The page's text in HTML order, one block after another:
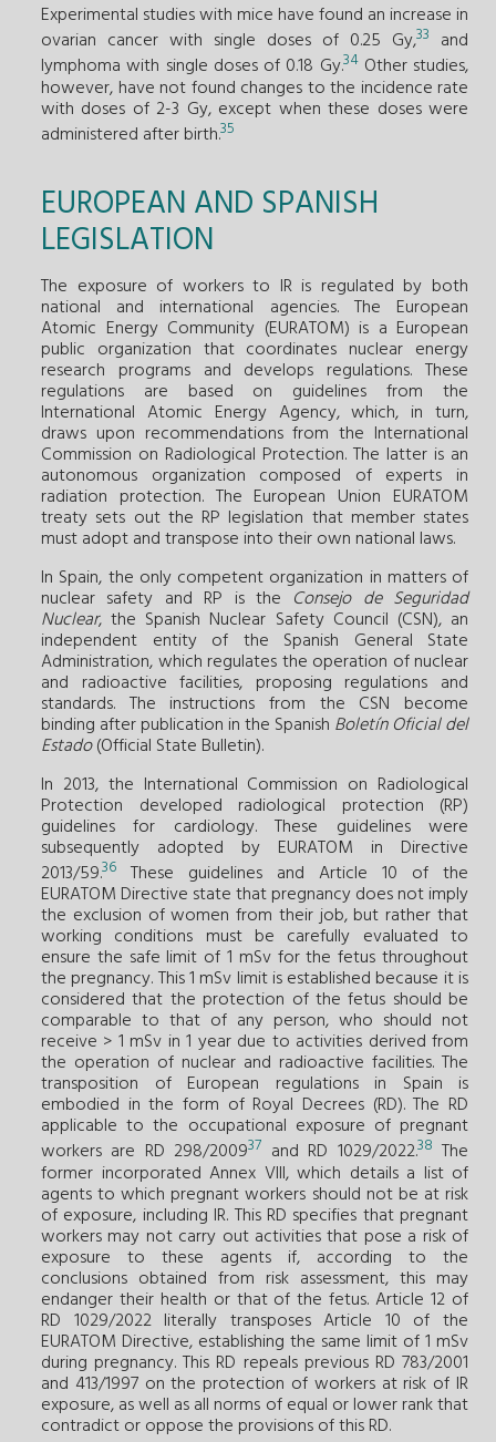
Experimental studies with mice have found an increase in
ovarian cancer with single doses of 0.25 Gy,33 and
lymphoma with single doses of 0.18 Gy.34Other studies,
however, have not found changes to the incidence rate
with doses of 2-3 Gy, except when these doses were
administered after birth.35
EUROPEAN AND SPANISH
LEGISLATION
The exposure of workers to IR is regulated by both
national and international agencies. The European
Atomic Energy Community (EURATOM) is a European
public organization that coordinates nuclear energy
research programs and develops regulations. These
regulations are based on guidelines from the
International Atomic Energy Agency, which, in turn,
draws upon recommendations from the International
Commission on Radiological Protection. The latter is an
autonomous organization composed of experts in
radiation protection. The European Union EURATOM
treaty sets out the RP legislation that member states
must adopt and transpose into their own national laws.
In Spain, the only competent organization in matters of
nuclear safety and RP is the Consejo de Seguridad
Nuclear, the Spanish Nuclear Safety Council (CSN), an
independent entity of the Spanish General State
Administration, which regulates the operation of nuclear
and radioactive facilities, proposing regulations and
standards. The instructions from the CSN become
binding after publication in the Spanish Boletín Oficial del
Estado(Official State Bulletin).
In 2013, the International Commission on Radiological
Protection developed radiological protection (RP)
guidelines for cardiology. These guidelines were
subsequently adopted by EURATOM in Directive
2013/59.36 These guidelines and Article 10 of the
EURATOM Directive state that pregnancy does not imply
the exclusion of women from their job, but rather that
working conditions must be carefully evaluated to
ensure the safe limit of 1 mSv for the fetus throughout
the pregnancy. This 1 mSv limit is established because it is
considered that the protection of the fetus should be
comparable to that of any person, who should not
receive > 1 mSv in 1 year due to activities derived from
the operation of nuclear and radioactive facilities. The
transposition of European regulations in Spain is
embodied in the form of Royal Decrees (RD). The RD
applicable to the occupational exposure of pregnant
workers are RD 298/200937 and RD 1029/2022.38 The
former incorporated Annex VIII, which details a list of
agents to which pregnant workers should not be at risk
of exposure, including IR. This RD specifies that pregnant
workers may not carry out activities that pose a risk of
exposure to these agents if, according to the
conclusions obtained from risk assessment, this may
endanger their health or that of the fetus. Article 12 of
RD 1029/2022 literally transposes Article 10 of the
EURATOM Directive, establishing the same limit of 1 mSv
during pregnancy. This RD repeals previous RD 783/2001
and 413/1997 on the protection of workers at risk of IR
exposure, as well as all norms of equal or lower rank that
contradict or oppose the provisions of this RD.